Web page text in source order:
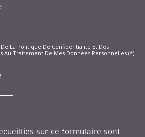
De La Politique De Confidentialité Et Des
Au Traitement De Mes Données Personnelles (*)
sur ce formulaire sont